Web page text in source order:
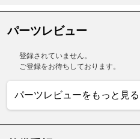
パーツレビュー
登録されていません。
ご登録をお待ちしております。
パーツレビューをもっと見る